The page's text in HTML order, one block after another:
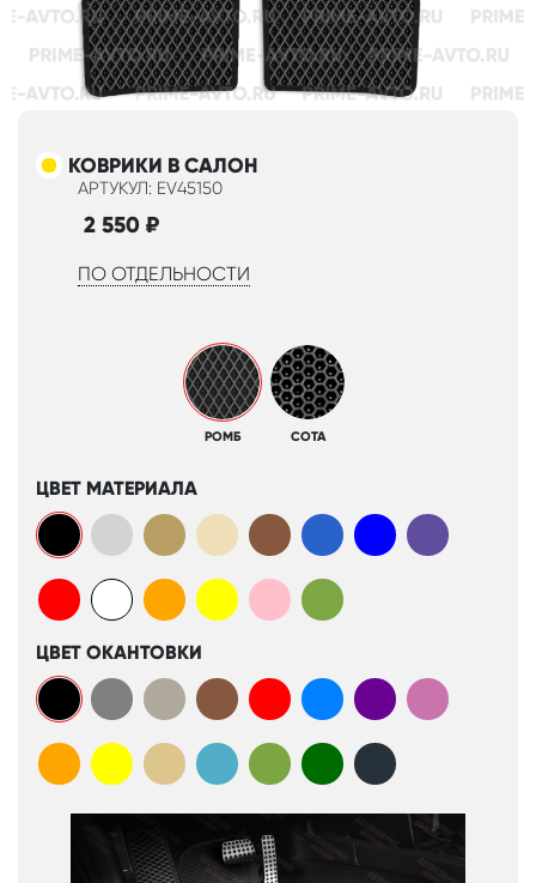
КОВРИКИ В САЛОН
АРТУКУЛ: EV45150
2 550 ₽
ПО ОТДЕЛЬНОСТИ
РОМБ СОТА
ЦВЕТ МАТЕРИАЛА
ЦВЕТ ОКАНТОВКИ